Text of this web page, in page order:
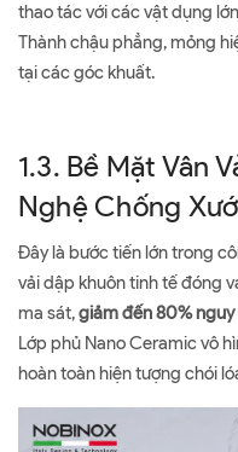
thao tác với các vật dụng
Thành chậu phẳng, mỏng
tại các góc khuất.
1.3. Bề Mặt Vân
Nghệ Chống
Đây là bước tiến lớn trong
vải dập khuôn tinh tế đóng
ma sát,giảm đến 80%
Lớp phủ Nano Ceramic vô
hoàn toàn hiện tượng chói